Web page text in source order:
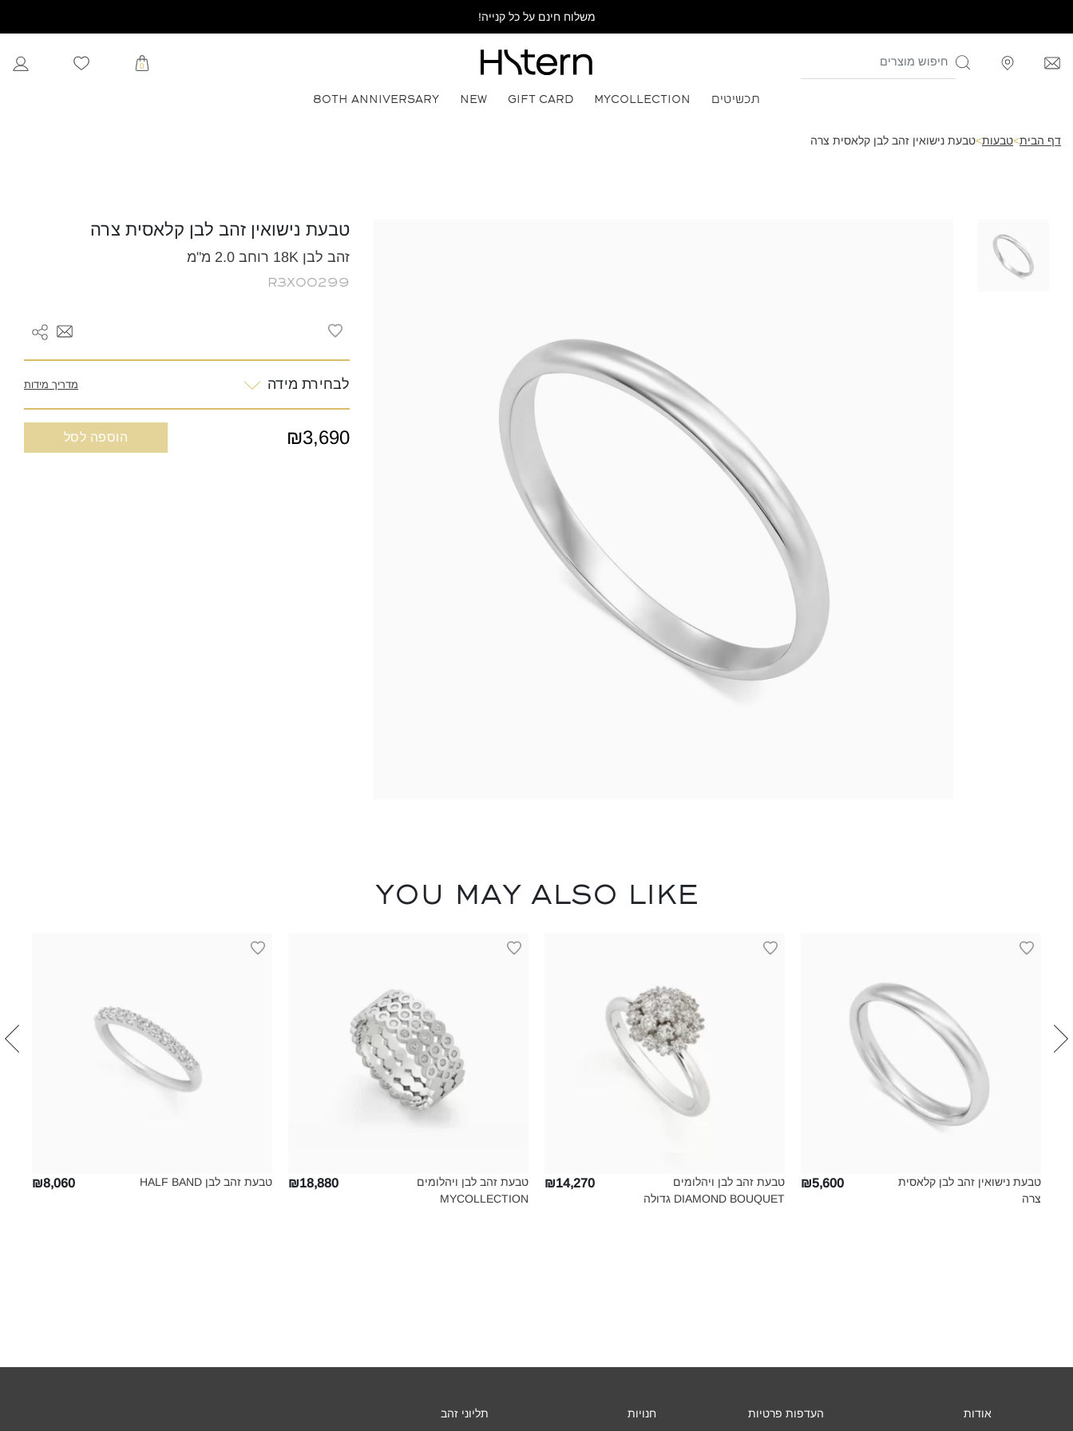
משלוח חינם על כל קנייה!
0
תכשיטים MYCOLLECTION
GIFT CARD
NEW
80TH ANNIVERSARY
דף הבית>טבעות>טבעת נישואין זהב לבן קלאסית צרה
טבעת נישואין זהב לבן קלאסית צרה
זהב לבן 18K רוחב 2.0 מ"מ
R3X00299
לבחירת מידה מדריך מידות
₪3,690 הוספה לסל
You may also like
טבעת נישואין זהב לבן קלאסית
צרה‎
₪5,600
טבעת זהב לבן ויהלומים
DIAMOND BOUQUET גדולה‎
₪14,270
טבעת זהב לבן ויהלומים
MYCOLLECTION‎
₪18,880 טבעת זהב לבן HALF BAND‎ ₪8,060
אודות העדפות פרטיות חנויות תליוני זהב